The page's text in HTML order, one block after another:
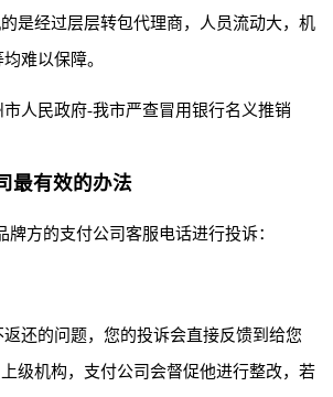
是经过层层转包代理商，人员流动大，机
难以保障。
人民政府-我市严查冒用银行名义推销
最有效的办法
牌方的支付公司客服电话进行投诉：
还的问题，您的投诉会直接反馈到给您
级机构，支付公司会督促他进行整改，若